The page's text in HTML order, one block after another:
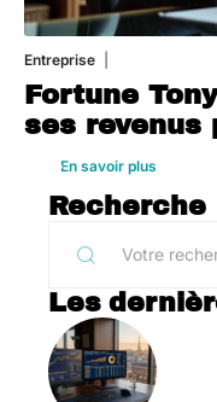
Entreprise
Fortune
ses revenus
En savoir plus
Recherche
Les